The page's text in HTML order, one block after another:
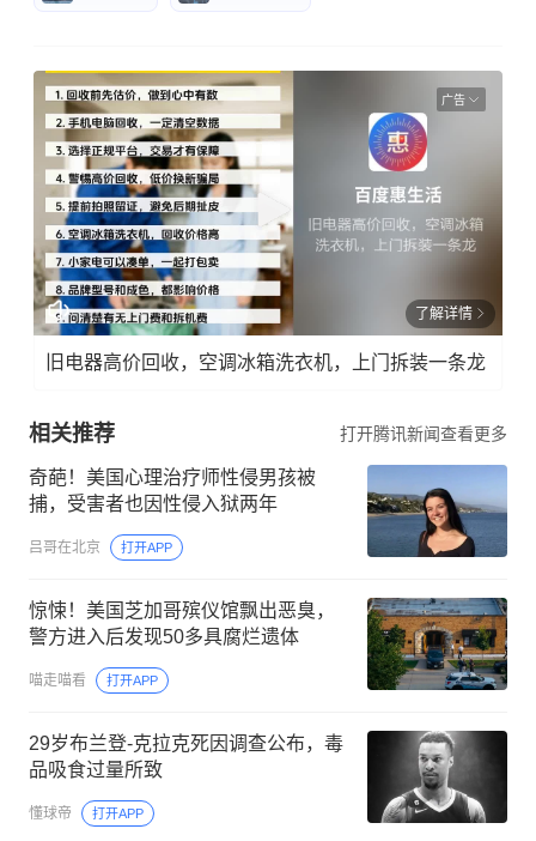
广告
了解详情
旧电器高价回收，空调冰箱洗衣机，上门拆装一条龙
相关推荐 打开腾讯新闻查看更多
奇葩！美国心理治疗师性侵男孩被
捕，受害者也因性侵入狱两年
吕哥在北京 打开APP
惊悚！美国芝加哥殡仪馆飘出恶臭，
警方进入后发现50多具腐烂遗体
喵走喵看 打开APP
29岁布兰登-克拉克死因调查公布，毒
品吸食过量所致
懂球帝 打开APP